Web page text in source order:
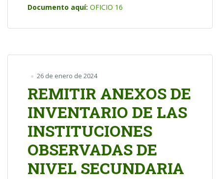
Documento aquí: OFICIO 16
26 de enero de 2024
REMITIR ANEXOS DE
INVENTARIO DE LAS
INSTITUCIONES
OBSERVADAS DE
NIVEL SECUNDARIA